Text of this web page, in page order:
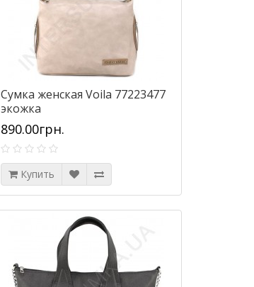
Сумка женская Voila 77223477
экожка
890.00грн.
Купить